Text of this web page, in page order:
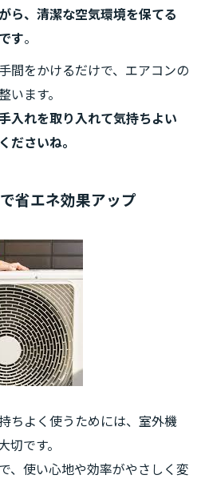
ら、清潔な空気環境を保てる
す。
間をかけるだけで、エアコンの
います。
入れを取り入れて気持ちよい
ださいね。
省エネ効果アップ
ちよく使うためには、室外機
切です。
、使い心地や効率がやさしく変